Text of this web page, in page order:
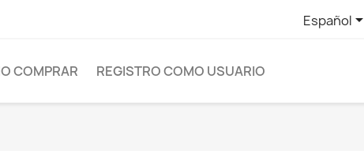
Español
COMPRAR REGISTRO COMO USUARIO